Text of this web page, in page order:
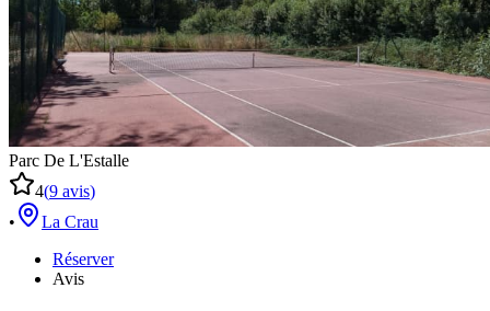
Parc De L'Estalle
4(9 avis)
•
La Crau
Réserver
Avis